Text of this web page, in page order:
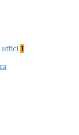
uffici 1